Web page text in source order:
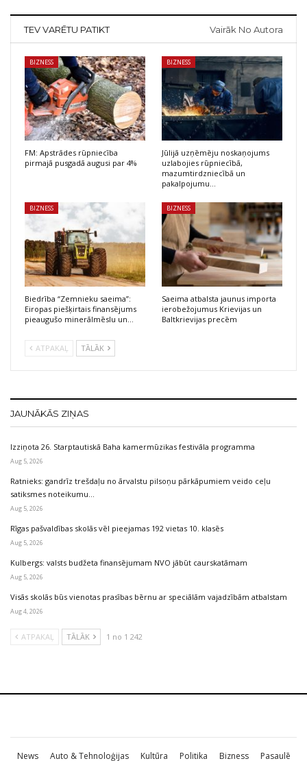
TEV VARĒTU PATIKT Vairāk No Autora
BIZNESS
FM: Apstrādes rūpniecība
pirmajā pusgadā augusi par 4%
BIZNESS
Jūlijā uzņēmēju noskaņojums
uzlabojies rūpniecībā,
mazumtirdzniecībā un
pakalpojumu…
BIZNESS
Biedrība “Zemnieku saeima”:
Eiropas piešķirtais finansējums
pieaugušo minerālmēslu un…
BIZNESS
Saeima atbalsta jaunus importa
ierobežojumus Krievijas un
Baltkrievijas precēm
ATPAKAĻ TĀLĀK
JAUNĀKĀS ZIŅAS
Izziņota 26. Starptautiskā Baha kamermūzikas festivāla programma
Aug 5, 2026
Ratnieks: gandrīz trešdaļu no ārvalstu pilsoņu pārkāpumiem veido ceļu
satiksmes noteikumu…
Aug 5, 2026
Rīgas pašvaldības skolās vēl pieejamas 192 vietas 10. klasēs
Aug 5, 2026
Kulbergs: valsts budžeta finansējumam NVO jābūt caurskatāmam
Aug 5, 2026
Visās skolās būs vienotas prasības bērnu ar speciālām vajadzībām atbalstam
Aug 4, 2026
ATPAKAĻ TĀLĀK 1 no 1 242
News Auto & Tehnoloģijas Kultūra Politika Bizness Pasaulē